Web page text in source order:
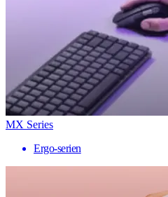
MX Series
Ergo-serien